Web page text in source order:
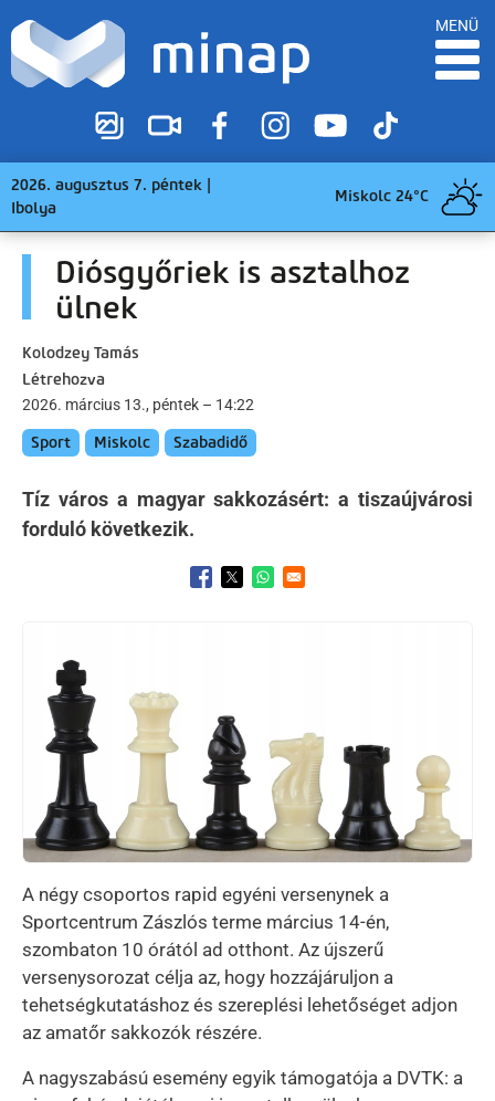
MENÜ
2026. augusztus 7. péntek |
Ibolya
Miskolc 24°C
Diósgyőriek is asztalhoz
ülnek
Kolodzey Tamás
Létrehozva
2026. március 13., péntek – 14:22
Sport Miskolc Szabadidő
Tíz város a magyar sakkozásért: a tiszaújvárosi
forduló következik.
Opens in a new window
Opens in a new window
Opens in a new window
A négy csoportos rapid egyéni versenynek a
Sportcentrum Zászlós terme március 14-én,
szombaton 10 órától ad otthont. Az újszerű
versenysorozat célja az, hogy hozzájáruljon a
tehetségkutatáshoz és szereplési lehetőséget adjon
az amatőr sakkozók részére.
A nagyszabású esemény egyik támogatója a DVTK: a